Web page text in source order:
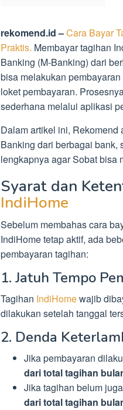
rekomend.id –Cara Bayar
Praktis. Membayar tagihan
Banking (M-Banking) dari
bisa melakukan
loket pembayaran.
sederhana melalui aplikasi
Dalam artikel ini, Rekomend
Banking dari berbagai bank,
lengkapnya agar Sobat bisa
Syarat dan
IndiHome
Sebelum membahas cara
IndiHome tetap aktif, ada
pembayaran tagihan:
1. Jatuh Tempo
Tagihan IndiHomewajib
dilakukan setelah tanggal
2. Denda
Jika pembayaran
dari total tagihan
Jika tagihan belum
dari total tagihan